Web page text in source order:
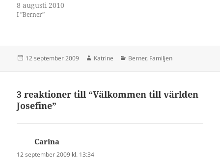
8 augusti 2010
I ”Berner”
Postat
12 september 2009 Författare
Katrine Kategorier
Berner, Familjen
3 reaktioner till “Välkommen till världen
Josefine”
Carina
12 september 2009 kl. 13:34